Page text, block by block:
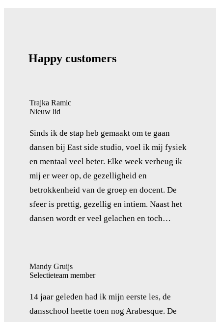
Happy customers
Trajka Ramic
Nieuw lid
Sinds ik de stap heb gemaakt om te gaan
dansen bij East side studio, voel ik mij fysiek
en mentaal veel beter. Elke week verheug ik
mij er weer op, de gezelligheid en
betrokkenheid van de groep en docent. De
sfeer is prettig, gezellig en intiem. Naast het
dansen wordt er veel gelachen en toch…
Mandy Gruijs
Selectieteam member
14 jaar geleden had ik mijn eerste les, de
dansschool heette toen nog Arabesque. De